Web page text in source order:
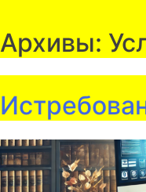
Архивы: